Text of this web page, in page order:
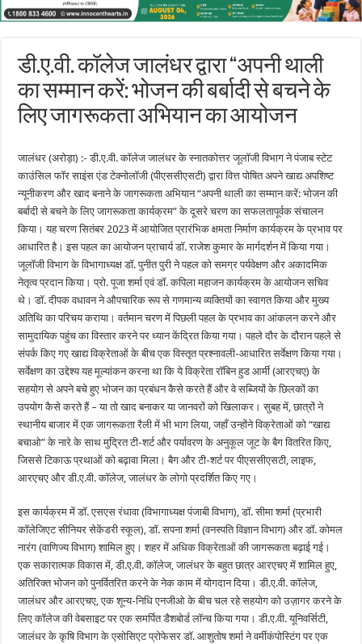
डी.ए.वी. कॉलेज जालंधर द्वारा “अपनी थाली
का सम्मान करें: भोजन की बर्बादी से बचने के
लिए जागरूकता अभियान का आयोजन
जालंधर (अरोड़ा) :- डी.ए.वी. कॉलेज जालंधर के स्नातकोत्तर जूलॉजी विभाग ने पंजाब स्टेट
काउंसिल फॉर साइंस एंड टेक्नोलॉजी (पीएससीएसटी) द्वारा वित्त पोषित अपने खाद्य अपशिष्ट
न्यूनीकरण और खाद बनाने के जागरूकता अभियान “अपनी थाली का सम्मान करें: भोजन की
बर्बादी से बचने के लिए जागरूकता कार्यक्रम” के दूसरे चरण का सफलतापूर्वक संचालन
किया। यह चरण सितंबर 2023 में आयोजित प्रारंभिक क्षमता निर्माण कार्यक्रम के प्रभाव पर
आधारित है। इस पहल का आयोजन प्राचार्य डॉ. राजेश कुमार के मार्गदर्शन में किया गया।
जूलॉजी विभाग के विभागाध्यक्ष डॉ. पुनीत पुरी ने पहल को समग्र पर्यवेक्षण और अकादमिक
नेतृत्व प्रदान किया। प्रो. पूजा शर्मा एवं डॉ. कपिला महाजन कार्यक्रम के आयोजन सचिव
थे। डॉ. दीपक वधावन ने औपचारिक रूप से गणमान्य व्यक्तियों का स्वागत किया और मुख्य
अतिथि का परिचय कराया। वर्तमान चरण में पिछली पहल के प्रभाव का आंकलन करने और
सामुदायिक पहुंच का विस्तार करने पर ध्यान केंद्रित किया गया। पहले दौर के दौरान पहले से
संपर्क किए गए खाद्य विक्रेताओं के बीच एक विस्तृत प्रश्नावली-आधारित सर्वेक्षण किया गया।
सर्वेक्षण का उद्देश्य यह मूल्यांकन करना था कि ये विक्रेता रॉबिन हुड आर्मी (आरएचए) के
सहयोग से अपने बचे हुए भोजन का प्रबंधन कैसे करते हैं और वे सब्जियों के छिलकों का
उपयोग कैसे करते हैं – या तो खाद बनाकर या जानवरों को खिलाकर। सुबह में, छात्रों ने
स्थानीय बाजार में एक जागरूकता रैली में भी भाग लिया, जहाँ उन्होंने विक्रेताओं को “खाद्य
बचाओ” के नारे के साथ मुद्रित टी-शर्ट और पर्यावरण के अनुकूल जूट के बैग वितरित किए,
जिससे टिकाऊ प्रथाओं को बढ़ावा मिला। बैग और टी-शर्ट पर पीएससीएसटी, लाइफ,
आरएचए और डी.ए.वी. कॉलेज, जालंधर के लोगो प्रदर्शित किए गए।
इस कार्यक्रम में डॉ. एसएस रंधावा (विभागाध्यक्ष पंजाबी विभाग), डॉ. सीमा शर्मा (प्रभारी
कॉलेजिएट सीनियर सेकेंडरी स्कूल), डॉ. सपना शर्मा (वनस्पति विज्ञान विभाग) और डॉ. कोमल
नारंग (वाणिज्य विभाग) शामिल हुए। शहर में अधिक विक्रेताओं की जागरूकता बढ़ाई गई।
एक सकारात्मक विकास में, डी.ए.वी. कॉलेज, जालंधर के बहुत छात्र आरएचए में शामिल हुए,
अतिरिक्त भोजन को पुनर्वितरित करने के नेक काम में योगदान दिया। डी.ए.वी. कॉलेज,
जालंधर और आरएचए, एक शून्य-निधि एनजीओ के बीच चल रहे सहयोग को उज़ागर करने के
लिए कॉलेज की वेबसाइट पर एक समर्पित डैशबोर्ड लॉन्च किया गया। डी.ए.वी. यूनिवर्सिटी,
जालंधर के कृषि विभाग के एसोसिएट प्रोफेसर डॉ. आशुतोष शर्मा ने वर्मीकंपोस्टिंग पर एक